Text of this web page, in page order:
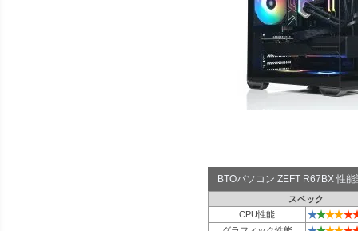
BTOパソコン ZEFT R67BX 性
スペック
CPU性能
★★★★★